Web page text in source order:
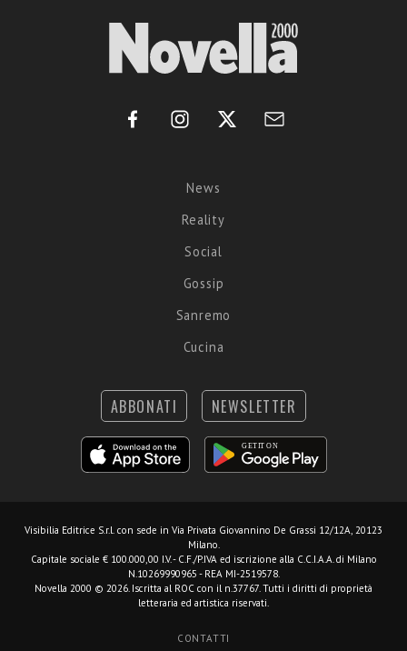
News
Reality
Social
Gossip
Sanremo
Cucina
ABBONATI NEWSLETTER
Visibilia Editrice S.r.l. con sede in Via Privata Giovannino De Grassi 12/12A, 20123
Milano.
Capitale sociale € 100.000,00 I.V. - C.F./P.IVA ed iscrizione alla C.C.I.A.A. di Milano
N.10269990965 - REA MI-2519578.
Novella 2000 © 2026. Iscritta al ROC con il n.37767. Tutti i diritti di proprietà
letteraria ed artistica riservati.
CONTATTI